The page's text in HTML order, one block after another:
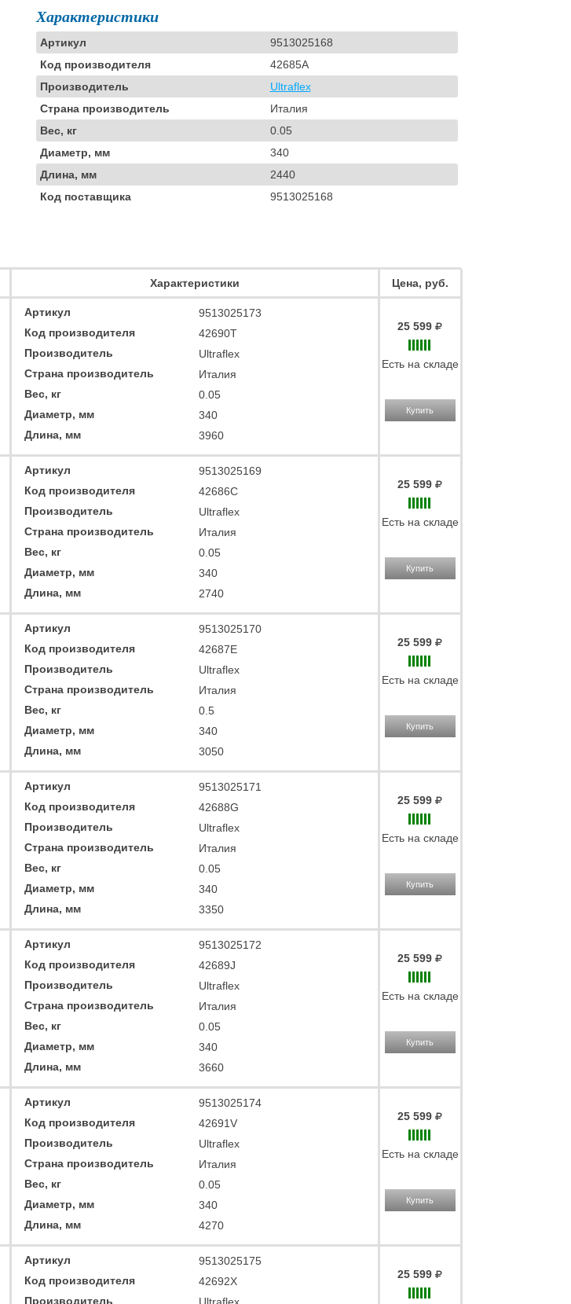
Характеристики
Артикул
9513025168
Код производителя
42685A
Производитель
Ultraflex
Страна производитель
Италия
Вес, кг
0.05
Диаметр, мм
340
Длина, мм
2440
Код поставщика
9513025168
Характеристики Цена, руб.
Артикул
9513025173
Код производителя
42690T
Производитель
Ultraflex
Страна производитель
Италия
Вес, кг
0.05
Диаметр, мм
340
Длина, мм
3960
25 599
Есть на складе
Купить
Артикул
9513025169
Код производителя
42686C
Производитель
Ultraflex
Страна производитель
Италия
Вес, кг
0.05
Диаметр, мм
340
Длина, мм
2740
25 599
Есть на складе
Купить
Артикул
9513025170
Код производителя
42687E
Производитель
Ultraflex
Страна производитель
Италия
Вес, кг
0.5
Диаметр, мм
340
Длина, мм
3050
25 599
Есть на складе
Купить
Артикул
9513025171
Код производителя
42688G
Производитель
Ultraflex
Страна производитель
Италия
Вес, кг
0.05
Диаметр, мм
340
Длина, мм
3350
25 599
Есть на складе
Купить
Артикул
9513025172
Код производителя
42689J
Производитель
Ultraflex
Страна производитель
Италия
Вес, кг
0.05
Диаметр, мм
340
Длина, мм
3660
25 599
Есть на складе
Купить
Артикул
9513025174
Код производителя
42691V
Производитель
Ultraflex
Страна производитель
Италия
Вес, кг
0.05
Диаметр, мм
340
Длина, мм
4270
25 599
Есть на складе
Купить
Артикул
9513025175
Код производителя
42692X
Производитель
25 599